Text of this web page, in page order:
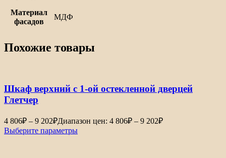
Материал
фасадов
МДФ
Похожие товары
Шкаф верхний с 1-ой остекленной дверцей
Глетчер
4 806₽ – 9 202₽Диапазон цен: 4 806₽ – 9 202₽
Выберите параметры